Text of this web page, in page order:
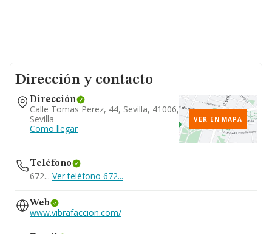
Dirección y contacto
Dirección
Calle Tomas Perez, 44, Sevilla, 41006,
Sevilla
Como llegar
VER EN MAPA
Teléfono
672... Ver teléfono 672...
Web
www.vibrafaccion.com/